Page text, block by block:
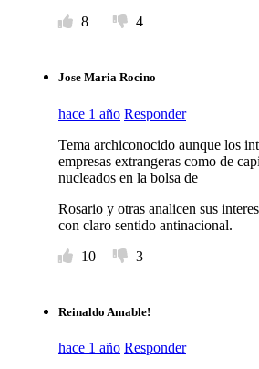
8
4
Jose Maria Rocino
hace 1 año Responder
Tema archiconocido aunque los
empresas extrangeras como de
nucleados en la bolsa de
Rosario y otras analicen sus
con claro sentido antinacional.
10
3
Reinaldo Amable!
hace 1 año Responder